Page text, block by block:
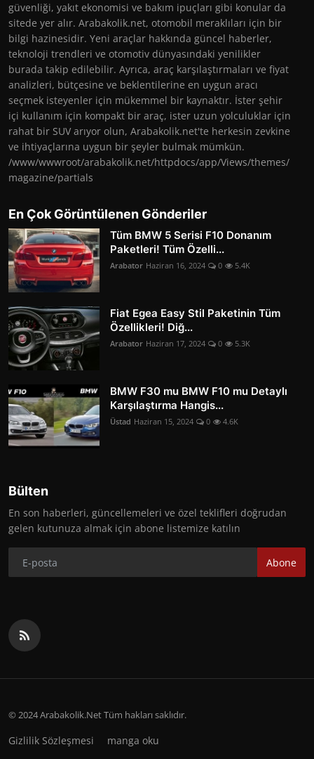
güvenliği, yakıt ekonomisi ve bakım ipuçları gibi konular da
sitede yer alır. Arabakolik.net, otomobil meraklıları için bir
bilgi hazinesidir. Yeni araçlar hakkında güncel haberler,
teknoloji trendleri ve otomotiv dünyasındaki yenilikler
burada takip edilebilir. Ayrıca, araç karşılaştırmaları ve fiyat
analizleri, bütçesine ve beklentilerine en uygun aracı
seçmek isteyenler için mükemmel bir kaynaktır. İster şehir
içi kullanım için kompakt bir araç, ister uzun yolculuklar için
rahat bir SUV arıyor olun, Arabakolik.net'te herkesin zevkine
ve ihtiyaçlarına uygun bir şeyler bulmak mümkün.
/www/wwwroot/arabakolik.net/httpdocs/app/Views/themes/
magazine/partials
En Çok Görüntülenen Gönderiler
Tüm BMW 5 Serisi F10 Donanım
Paketleri! Tüm Özelli...
Arabator Haziran 16, 2024 0 5.4K
Fiat Egea Easy Stil Paketinin Tüm
Özellikleri! Diğ...
Arabator Haziran 17, 2024 0 5.3K
BMW F30 mu BMW F10 mu Detaylı
Karşılaştırma Hangis...
Üstad Haziran 15, 2024 0 4.6K
Bülten
En son haberleri, güncellemeleri ve özel teklifleri doğrudan
gelen kutunuza almak için abone listemize katılın
Abone
© 2024 Arabakolik.Net Tüm hakları saklıdır.
Gizlilik Sözleşmesi manga oku